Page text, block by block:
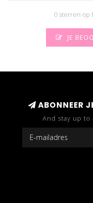
0 sterren op
JE
ABONNEER
And stay up